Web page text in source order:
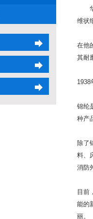
维状
在他
其耐
1938
锦纶
种产
除了
料、
消防
目前
能的
丽。